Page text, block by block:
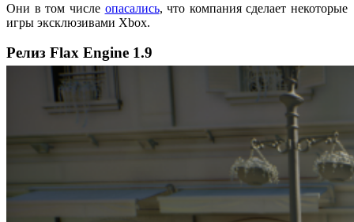
Они в том числе опасались, что компания сделает некоторые
игры эксклюзивами Xbox.
Релиз Flax Engine 1.9